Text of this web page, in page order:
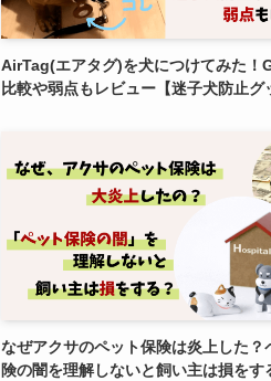
AirTag(エアタグ)を犬につけてみた！
比較や弱点もレビュー【迷子犬防止グ
なぜアクサのペット保険は炎上した？
険の闇を理解しないと飼い主は損をす